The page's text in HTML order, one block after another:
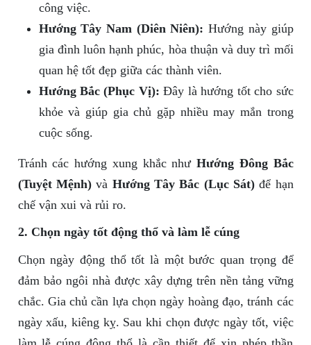
công việc.
Hướng Tây Nam (Diên Niên): Hướng này giúp
gia đình luôn hạnh phúc, hòa thuận và duy trì mối
quan hệ tốt đẹp giữa các thành viên.
Hướng Bắc (Phục Vị): Đây là hướng tốt cho sức
khỏe và giúp gia chủ gặp nhiều may mắn trong
cuộc sống.
Tránh các hướng xung khắc như Hướng Đông Bắc
(Tuyệt Mệnh)và Hướng Tây Bắc (Lục Sát)để hạn
chế vận xui và rủi ro.
2. Chọn ngày tốt động thổ và làm lễ cúng
Chọn ngày động thổ tốt là một bước quan trọng để
đảm bảo ngôi nhà được xây dựng trên nền tảng vững
chắc. Gia chủ cần lựa chọn ngày hoàng đạo, tránh các
ngày xấu, kiêng kỵ. Sau khi chọn được ngày tốt, việc